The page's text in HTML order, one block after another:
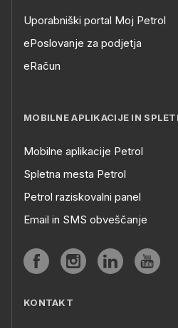
Uporabniški portal Moj Petrol
ePoslovanje za podjetja
eRačun
MOBILNE APLIKACIJE IN
Mobilne aplikacije Petrol
Spletna mesta Petrol
Petrol raziskovalni panel
Email in SMS obveščanje
KONTAKT